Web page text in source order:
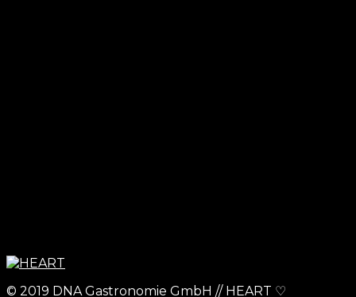
© 2019 DNA Gastronomie GmbH // HEART ♡